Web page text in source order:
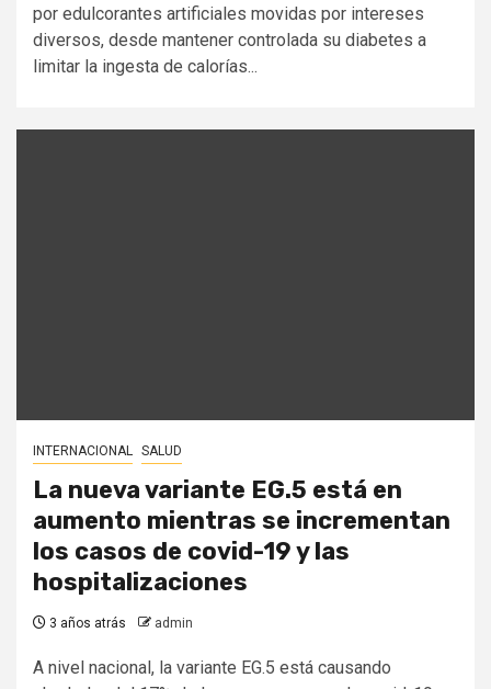
por edulcorantes artificiales movidas por intereses
diversos, desde mantener controlada su diabetes a
limitar la ingesta de calorías...
INTERNACIONAL SALUD
La nueva variante EG.5 está en
aumento mientras se incrementan
los casos de covid-19 y las
hospitalizaciones
3 años atrás admin
A nivel nacional, la variante EG.5 está causando